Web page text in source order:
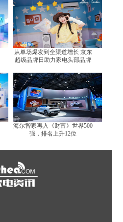
从单场爆发到全渠道增长 京东
超级品牌日助力家电头部品牌
海尔智家再入《财富》世界500
强，排名上升12位